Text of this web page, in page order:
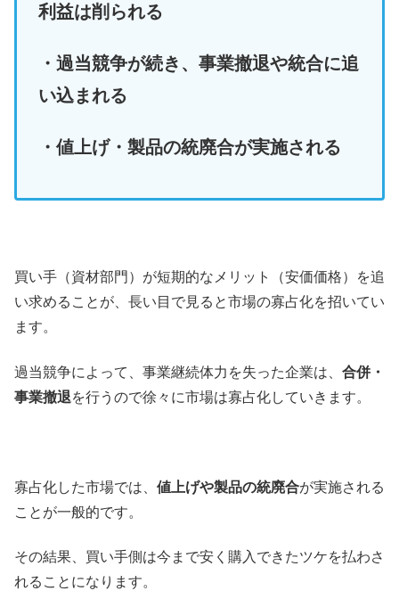
利益は削られる
・過当競争が続き、事業撤退や統合に追
い込まれる
・値上げ・製品の統廃合が実施される
買い手（資材部門）が短期的なメリット（安価価格）を追
い求めることが、長い目で見ると市場の寡占化を招いてい
ます。
過当競争によって、事業継続体力を失った企業は、 合併・
事業撤退を行うので徐々に市場は寡占化していきます。
寡占化した市場では、 値上げや製品の統廃合が実施される
ことが一般的です。
その結果、買い手側は今まで安く購入できたツケを払わさ
れることになります。